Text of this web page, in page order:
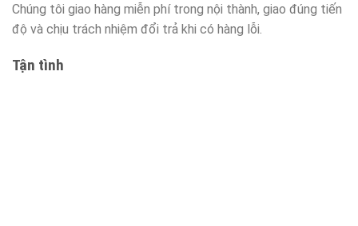
Chúng tôi giao hàng miễn phí trong nội thành, giao đúng tiến
độ và chịu trách nhiệm đổi trả khi có hàng lỗi.
Tận tình